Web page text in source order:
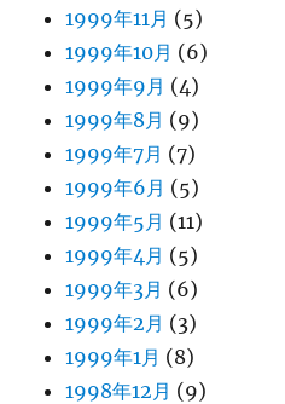
1999年11月 (5)
1999年10月 (6)
1999年9月 (4)
1999年8月 (9)
1999年7月 (7)
1999年6月 (5)
1999年5月 (11)
1999年4月 (5)
1999年3月 (6)
1999年2月 (3)
1999年1月 (8)
1998年12月 (9)